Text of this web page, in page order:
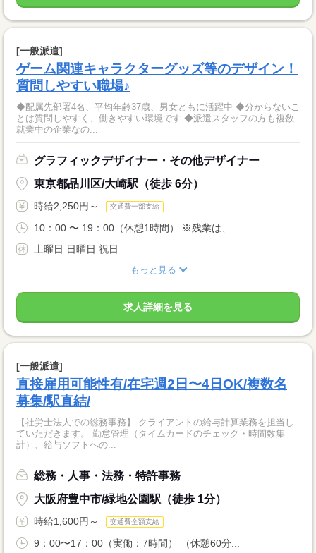
[一般派遣]
ゲーム関連キャラクターグッズ等のデザイン！
質問しやすい職場♪
◆配属先部署4名、平均年齢37歳、男女ともに活躍中 ◆分からないこ
とは質問しやすく、働きやすい環境です ◆派遣スタッフの方も複数
就業中の企業なの...
グラフィックデザイナー・その他デザイナー
東京都品川区/大崎駅（徒歩 6分）
時給2,250円～ 交通費一部支給
10：00 〜 19：00（休憩1時間） ※残業は、...
土曜日 日曜日 祝日
もっと見る
求人詳細を見る
[一般派遣]
直接雇用可能性有/在宅週2日〜4日OK/複数名
募集/駅直結/
【社労士法人での総務事務】 クライアントの給与計算業務を担当し
ていただきます。 勤怠管理（タイムカードのチェック・時間数集
計）、給与ソフトへの...
総務・人事・法務・特許事務
大阪府豊中市/緑地公園駅（徒歩 1分）
時給1,600円～ 交通費全額支給
9：00〜17：00（実働：7時間） （休憩60分...